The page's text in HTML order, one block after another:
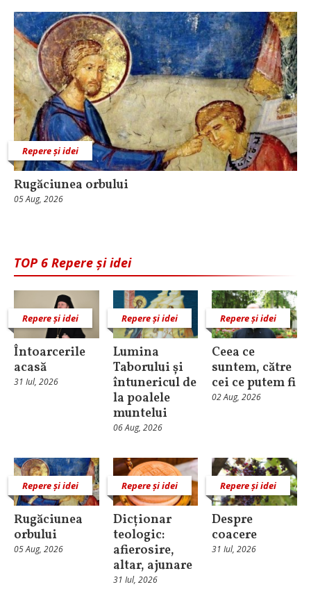
Repere și idei
Rugăciunea orbului
05 Aug, 2026
TOP 6 Repere și idei
Repere și idei
Întoarcerile
acasă
31 Iul, 2026
Repere și idei
Lumina
Taborului și
întunericul de
la poalele
muntelui
06 Aug, 2026
Repere și idei
Ceea ce
suntem, către
cei ce putem fi
02 Aug, 2026
Repere și idei
Rugăciunea
orbului
05 Aug, 2026
Repere și idei
Dicționar
teologic:
afierosire,
altar, ajunare
31 Iul, 2026
Repere și idei
Despre
coacere
31 Iul, 2026